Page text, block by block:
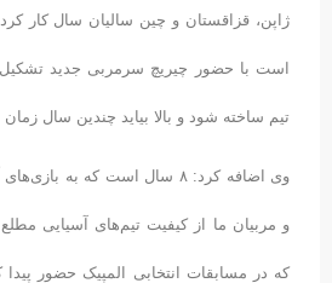
است با حضور چیریچ سرمربی جدید تشکیل
تیم ساخته شود و بالا بیاید چندین سال زمان
وی اضافه کرد: ۸ سال است که به
و مربیان ما از کیفیت تیم‌های آسیایی مطلع
که در مسابقات انتخابی المپیک حضور پیدا